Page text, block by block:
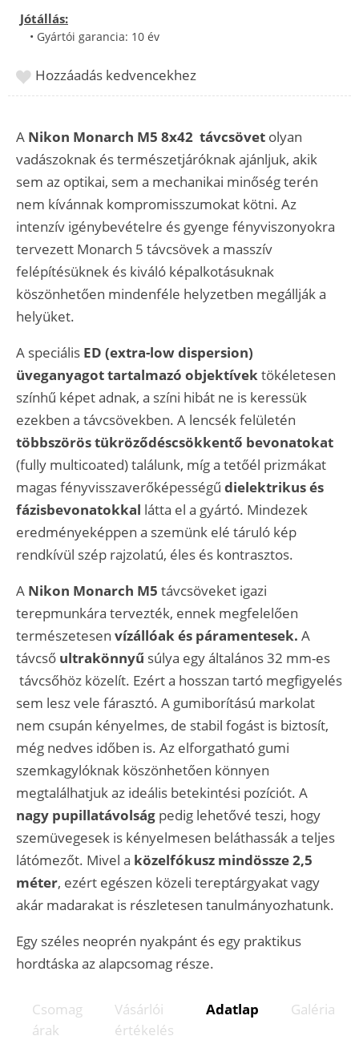
Jótállás:
• Gyártói garancia: 10 év
Hozzáadás kedvencekhez
A Nikon Monarch M5 8x42 távcsövet olyan
vadászoknak és természetjáróknak ajánljuk, akik
sem az optikai, sem a mechanikai minőség terén
nem kívánnak kompromisszumokat kötni. Az
intenzív igénybevételre és gyenge fényviszonyokra
tervezett Monarch 5 távcsövek a masszív
felépítésüknek és kiváló képalkotásuknak
köszönhetően mindenféle helyzetben megállják a
helyüket.
A speciális ED (extra-low dispersion)
üveganyagot tartalmazó objektívektökéletesen
színhű képet adnak, a színi hibát ne is keressük
ezekben a távcsövekben. A lencsék felületén
többszörös tükröződéscsökkentő bevonatokat
(fully multicoated) találunk, míg a tetőél prizmákat
magas fényvisszaverőképességű dielektrikus és
fázisbevonatokkal látta el a gyártó. Mindezek
eredményeképpen a szemünk elé táruló kép
rendkívül szép rajzolatú, éles és kontrasztos.
A Nikon Monarch M5 távcsöveket igazi
terepmunkára tervezték, ennek megfelelően
természetesen vízállóak és páramentesek. A
távcső ultrakönnyű súlya egy általános 32 mm-es
távcsőhöz közelít. Ezért a hosszan tartó megfigyelés
sem lesz vele fárasztó. A gumiborítású markolat
nem csupán kényelmes, de stabil fogást is biztosít,
még nedves időben is. Az elforgatható gumi
szemkagylóknak köszönhetően könnyen
megtalálhatjuk az ideális betekintési pozíciót. A
nagy pupillatávolság pedig lehetővé teszi, hogy
szemüvegesek is kényelmesen beláthassák a teljes
látómezőt. Mivel a közelfókusz mindössze 2,5
méter, ezért egészen közeli tereptárgyakat vagy
akár madarakat is részletesen tanulmányozhatunk.
Egy széles neoprén nyakpánt és egy praktikus
hordtáska az alapcsomag része.
Csomag
árak
Vásárlói
értékelés
Adatlap Galéria